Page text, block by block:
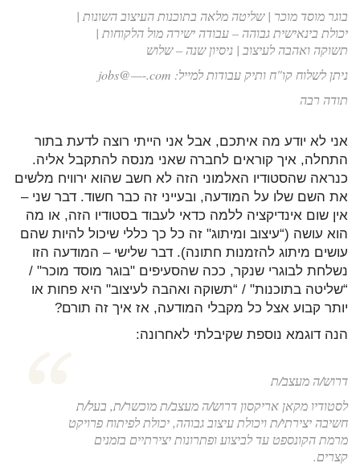
בוגר מוסד מוכר | שליטה מלאה בתוכנות העיצוב השונות |
יכולת בינאישית גבוהה – עבודה ישירה מול הלקוחות |
תשוקה ואהבה לעיצוב | ניסיון שנה – שלוש
ניתן לשלוח קו"ח ותיק עבודות למייל: jobs@—-.com
תודה רבה
אני לא יודע מה איתכם, אבל אני הייתי רוצה לדעת בתור
התחלה, איך קוראים לחברה שאני מנסה להתקבל אליה.
כנראה שהסטודיו האלמוני הזה לא חשב שהוא ירוויח מלשים
את השם שלו על המודעה, ובעייני זה כבר חשוד. דבר שני –
אין שום אינדיקציה ללמה כדאי לעבוד בסטודיו הזה, או מה
הוא עושה (“עיצוב ומיתוג" זה כל כך כללי שיכול להיות שהם
עושים מיתוג להזמנות חתונה). דבר שלישי – המודעה הזו
נשלחת לבוגרי שנקר, ככה שהסעיפים "בוגר מוסד מוכר" /
“שליטה בתוכנות" / “תשוקה ואהבה לעיצוב" היא פחות או
יותר קבוע אצל כל מקבלי המודעה, אז איך זה תורם?
הנה דוגמא נוספת שקיבלתי לאחרונה:
דרוש/ה מעצב/ת
לסטודיו מקאן אריקסון דרוש/ה מעצב/ת מוכשר/ת, בעל/ת
חשיבה יצירתי/ת ויכולת עיצוב גבוהה, יכולת לפיתוח פרויקט
מרמת הקונספט עד לביצוע ופתרונות יצירתיים בזמנים
קצרים.